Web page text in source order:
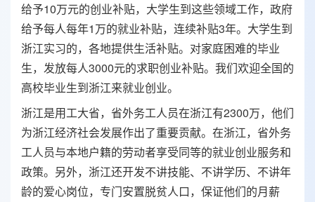
给予10万元的创业补贴，大学生到这些领域工作，政府
给予每人每年1万的就业补贴，连续补贴3年。大学生到
浙江实习的，各地提供生活补贴。对家庭困难的毕业
生，发放每人3000元的求职创业补贴。我们欢迎全国的
高校毕业生到浙江来就业创业。
浙江是用工大省，省外务工人员在浙江有2300万，他们
为浙江经济社会发展作出了重要贡献。在浙江，省外务
工人员与本地户籍的劳动者享受同等的就业创业服务和
政策。另外，浙江还开发不讲技能、不讲学历、不讲年
龄的爱心岗位，专门安置脱贫人口，保证他们的月薪